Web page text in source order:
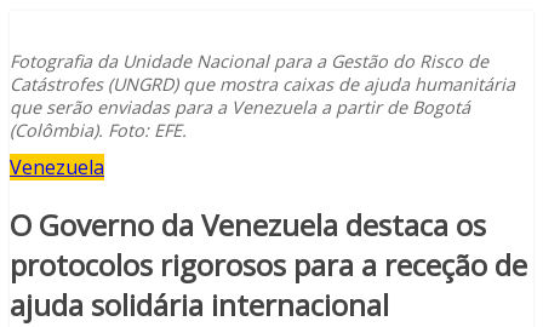
Fotografia da Unidade Nacional para a Gestão do Risco de
Catástrofes (UNGRD) que mostra caixas de ajuda humanitária
que serão enviadas para a Venezuela a partir de Bogotá
(Colômbia). Foto: EFE.
Venezuela
O Governo da Venezuela destaca os
protocolos rigorosos para a receção de
ajuda solidária internacional